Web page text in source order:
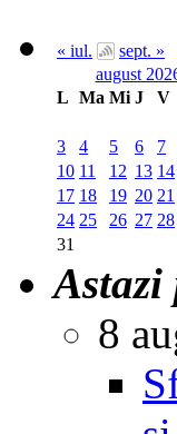
« iul.
sept. »
august
L Ma Mi J V
3
4 5 6 7
10 11 12 13 14
17 18 19 20 21
24 25 26 27 28
31
Astazi
8